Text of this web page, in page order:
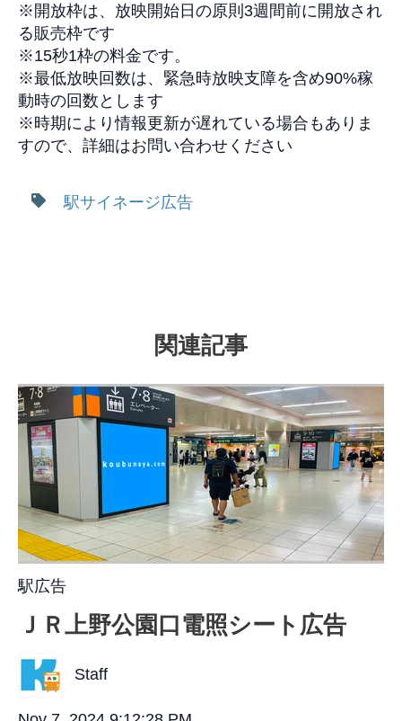
※ 開放枠は、放映開始日の原則 3週間前に開放され
る販売枠です
※15秒1枠の料金です。
※最低放映回数は、緊急時放映支障を含め90%稼
動時の回数とします
※時期により情報更新が遅れている場合もありま
すので、 詳細はお問い合わせください
駅サイネージ広告
関連記事
駅広告
ＪＲ上野公園口電照シート広告
Staff